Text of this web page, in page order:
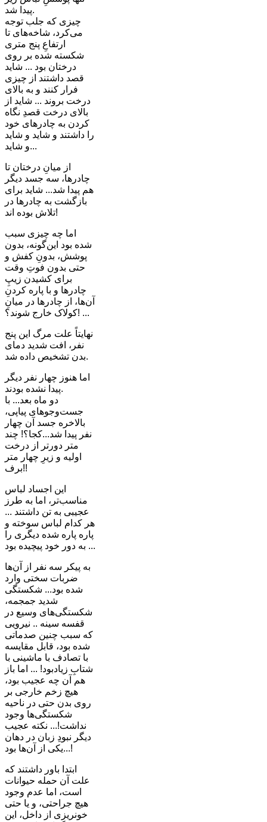
پیدا شد.
چیزی که جلب توجه
می‌کرد، شاخه‌های تا
ارتفاعِ پنج متری
شکسته شده بر روی
درختان بود ... شاید
قصد داشتند از چیزی
فرار کنند و به بالای
درخت بروند ... شاید از
بالای درخت قصدِ نگاه
کردن به چادرهای خود
را داشتند و شاید و شاید
و شاید...
از میانِ درختان تا
چادرها، سه جسد دیگر
هم پیدا شد... شاید برای
بازگشت به چادرها در
تلاش بوده اند!
اما چه چیزی سبب
شده بود این‌گونه، بدون
پوشش، بدونِ کفش و
حتی بدون فوتِ وقت
برای کشیدن زیپِ
چادرها و با پاره کردنِ
آن‌ها، از چادرها در میانِ
کولاک خارج شوند؟! ...
نهایتاً علت مرگ این پنج
نفر، افت شدید دمای
بدن تشخیص داده شد.
اما هنوز چهار نفر دیگر
پیدا نشده بودند.
دو ماه بعد... با
جست‌وجوهای پیاپی،
بالاخره جسد آن چهار
نفر پیدا شد...کجا؟! چند
متر دورتر از درخت
اولیه و زیرِ چهار متر
برف!!
این اجساد لباس
مناسب‌تر، اما به طرز
عجیبی به تن داشتند ...
هر کدام لباس سوخته و
پاره پاره شده دیگری را
به دور خود پیچیده بود ...
به پیکر سه نفر از آن‌ها
ضربات سختی وارد
شده بود... شکستگی
شدید جمجمه،
شکستگی‌های وسیع در
قفسه سینه .. نیرویی
که سبب چنین صدماتی
شده بود، قابل مقایسه
با تصادف با ماشینی با
شتابِ زیادبود! ... اما باز
هم آن چه عجیب بود،
هیچ زخم خارجی بر
روی بدن حتی در ناحیه
شکستگی‌ها وجود
نداشت!... نکته عجیب
دیگر نبودِ زبان در دهان
یکی از آن‌ها بود...!
ابتدا باور داشتند که
علت آن حمله حیوانات
است، اما عدم وجود
هیچ جراحتی، و یا حتی
خونریزی از داخل، این